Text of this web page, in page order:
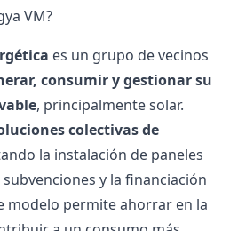
VM?
es un grupo de vecinos
consumir y gestionar su
, principalmente solar.
colectivas de
la instalación de paneles
subvenciones y la financiación
modelo permite ahorrar en la